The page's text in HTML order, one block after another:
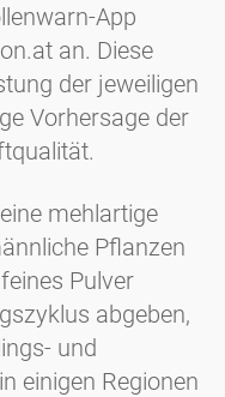
App
an. Diese
der jeweiligen
Vorhersage der
mehlartige
Pflanzen
Pulver
abgeben,
und
einigen Regionen